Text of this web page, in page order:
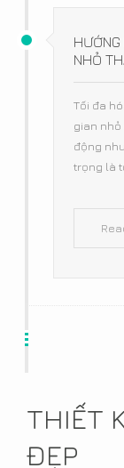
NHỎ
Tối đa
gian
động
trọng là
THIẾT
ĐẸP